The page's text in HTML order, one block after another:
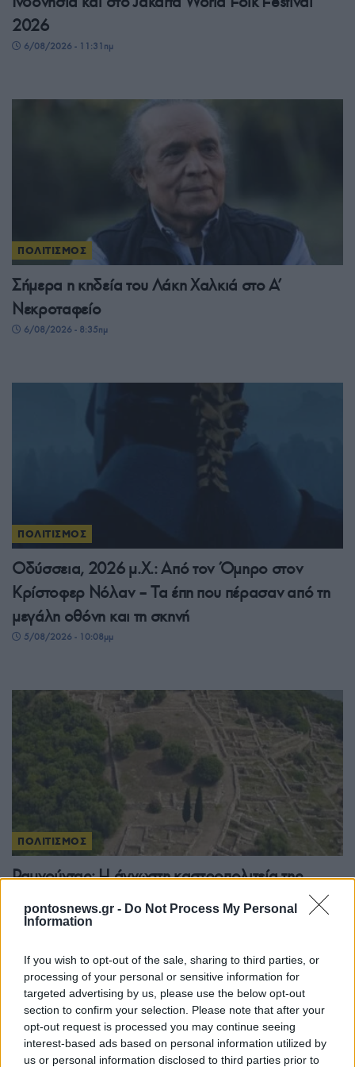
pontosnews.gr - Do Not Process My Personal
Information
If you wish to opt-out of the sale, sharing to third parties, or
processing of your personal or sensitive information for
targeted advertising by us, please use the below opt-out
section to confirm your selection. Please note that after your
opt-out request is processed you may continue seeing
interest-based ads based on personal information utilized by
us or personal information disclosed to third parties prior to
2026
6/08/2026 - 11:31πμ
ΠΟΛΙΤΙΣΜΟΣ
Σήμερα η κηδεία του Λάκη Χαλκιά στο Α’
Νεκροταφείο
6/08/2026 - 8:35πμ
ΠΟΛΙΤΙΣΜΟΣ
Οδύσσεια, 2026 μ.Χ.: Από τον Όμηρο στον
Κρίστοφερ Νόλαν – Τα έπη που πέρασαν από τη
μεγάλη οθόνη και τη σκηνή
5/08/2026 - 10:08μμ
ΠΟΛΙΤΙΣΜΟΣ
Ραμνούντας: Η άγνωστη καστροπολιτεία της
Αττικής με δύο λιμάνια και το ιερό της Νέμεσης
5/08/2026 - 3:16μμ